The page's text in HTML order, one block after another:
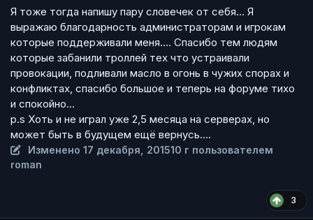
Я тоже тогда напишу пару словечек от себя... Я
выражаю благодарность администраторам и игрокам
которые поддерживали меня.... Спасибо тем людям
которые забанили троллей тех что устраивали
провокации, подливали масло в огонь в чужих спорах и
конфликтах, спасибо большое и теперь на форуме тихо
и спокойно...
p.s Хоть и не играл уже 2,5 месяца на серверах, но
может быть в будущем ещё вернусь....
Изменено17 декабря, 201510 г пользователем
roman
3